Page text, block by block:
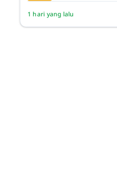
1 hari yang lalu